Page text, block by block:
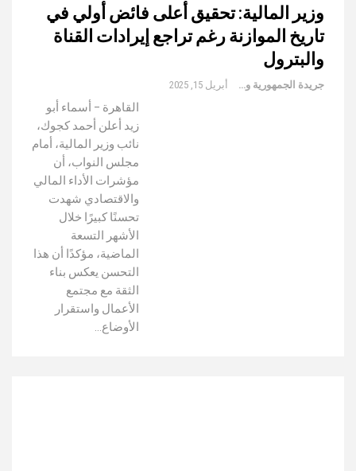
وزير المالية: تحقيق أعلى فائض أولي في
تاريخ الموازنة رغم تراجع إيرادات القناة
والبترول
جريدة الجمهورية والعالم أبريل 15, 2025
القاهرة – أسماء أبو
زيد أعلن أحمد كجوك،
نائب وزير المالية، أمام
مجلس النواب، أن
مؤشرات الأداء المالي
والاقتصادي شهدت
تحسنًا كبيرًا خلال
الأشهر التسعة
الماضية، مؤكدًا أن هذا
التحسن يعكس بناء
الثقة مع مجتمع
الأعمال واستقرار
الأوضاع…